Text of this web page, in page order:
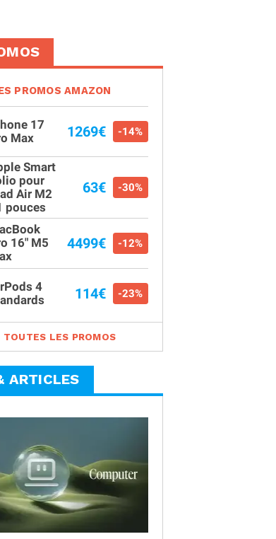
PROMOS AMAZON
17
Max
1269€ -14%
Smart
pour
Air M2
pouces
63€ -30%
16" M5
4499€ -12%
4
114€ -23%
TOUTES LES PROMOS
ARTICLES